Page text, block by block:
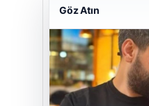
Enes Kaplan
Nisan 28, 2026
Göz Atın